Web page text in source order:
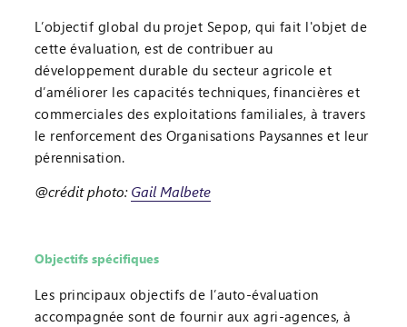
L’objectif global du projet Sepop, qui fait l'objet de
cette évaluation, est de contribuer au
développement durable du secteur agricole et
d’améliorer les capacités techniques, financières et
commerciales des exploitations familiales, à travers
le renforcement des Organisations Paysannes et leur
pérennisation.
@crédit photo:Gail Malbete
Objectifs spécifiques
Les principaux objectifs de l’auto-évaluation
accompagnée sont de fournir aux agri-agences, à